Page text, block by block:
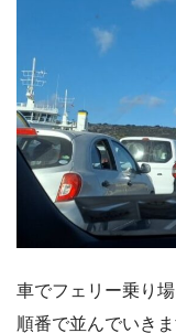
車でフェリー乗り
順番で並んでいきま